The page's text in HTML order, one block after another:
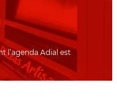
l’agenda Adial est